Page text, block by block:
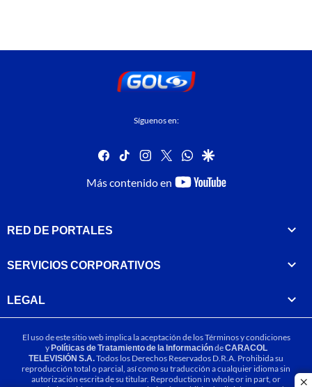
Síguenos en:
facebook
tiktok instagram
twitterwhatsapp
google
Más contenido en
youtube-
RED DE PORTALES
SERVICIOS CORPORATIVOS
LEGAL
El uso de este sitio web implica la aceptación de losTérminos y condiciones
yPolíticas de Tratamiento de la InformacióndeCARACOL
TELEVISIÓN S.A.Todos los Derechos Reservados D.R.A. Prohibida su
reproducción total o parcial, así como su traducción a cualquier idioma sin
autorización escrita de su titular. Reproduction in whole or in part, or